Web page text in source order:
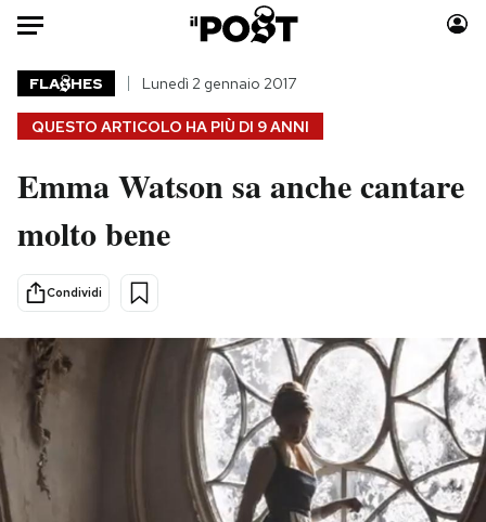
Auto
HOME
Italia
Politica
Tecnologia
Internet
Scienza
Cultura
Moda
Media
Europa
Altrecose
Mondiali calcio 2026
QUESTO ARTICOLO HA PIÙ DI 9 ANNI
FLA HES Lunedì 2 gennaio 2017
Emma Watson sa anche cantare
molto bene
Condividi